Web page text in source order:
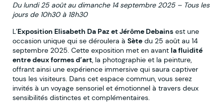
Du lundi 25 août au dimanche 14 septembre 2025 – Tous les
jours de 10h30 à 18h30
L’Exposition Elisabeth Da Paz et Jérôme Debains est une
occasion unique qui se déroulera à Sète du 25 août au 14
septembre 2025. Cette exposition met en avant la fluidité
entre deux formes d’art, la photographie et la peinture,
offrant ainsi une expérience immersive qui saura captiver
tous les visiteurs. Dans cet espace commun, vous serez
invités à un voyage sensoriel et émotionnel à travers deux
sensibilités distinctes et complémentaires.